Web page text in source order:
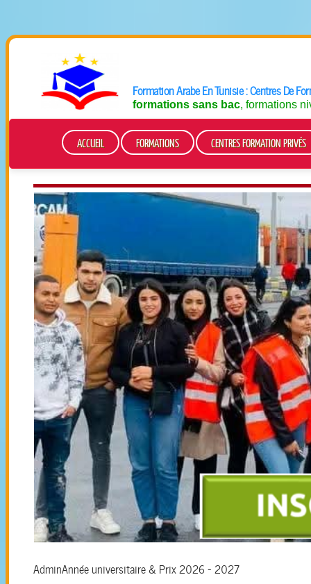
Formation Arabe En Tunisie : Centres De
formations sans bac, formations
ACCUEIL FORMATIONS CENTRES FORMATION PRIVÉS
AdminAnnée universitaire & Prix 2026 - 2027